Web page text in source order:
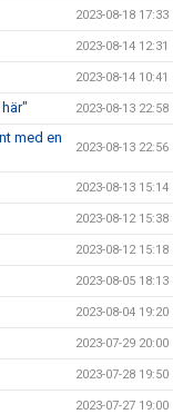
2023-08-18 17:33
2023-08-14 12:31
2023-08-14 10:41
2023-08-13 22:58
med en
2023-08-13 22:56
2023-08-13 15:14
2023-08-12 15:38
2023-08-12 15:18
2023-08-05 18:13
2023-08-04 19:20
2023-07-29 20:00
2023-07-28 19:50
2023-07-27 19:00